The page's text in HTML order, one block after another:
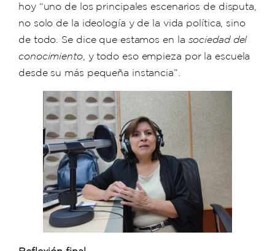
hoy “uno de los principales escenarios de disputa,
no solo de la ideología y de la vida política, sino
de todo. Se dice que estamos en la sociedad del
conocimiento, y todo eso empieza por la escuela
desde su más pequeña instancia”.